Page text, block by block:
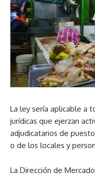
La ley sería aplicable a
jurídicas que ejerzan
adjudicatarios de
o de los locales y
La Dirección de